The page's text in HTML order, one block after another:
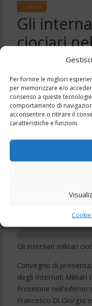
Per fornire le migliori
per memorizzare e/o
consenso a queste
comportamento di
acconsentire o ritirare il
caratteristiche e funzioni.
Cultura
Gli
ciociari
Terzo
13 Dicembre 2017
Frosinone,terzo Reich
Fai clic per
Gli internati militari
Convegno di
degli Internati Militari
Frosinone
Francesco Di Giorgio